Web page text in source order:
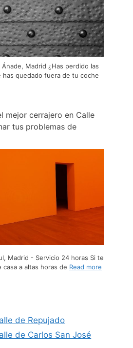
Madrid ¿Has perdido las
has quedado fuera de tu coche
mejor cerrajero en Calle
tus problemas de
Madrid - Servicio 24 horas Si te
a altas horas de Read more
de Repujado
de Carlos San José